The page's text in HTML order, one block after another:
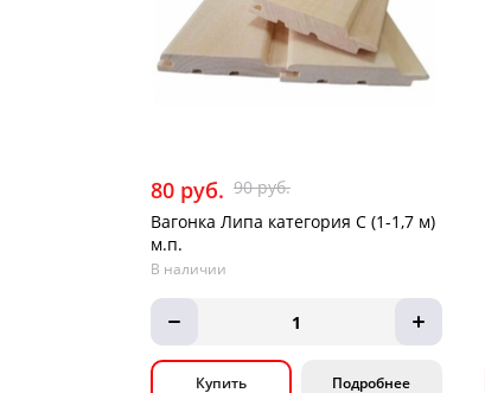
80 руб. 90 руб.
Вагонка Липа категория С (1-1,7 м)
м.п.
В наличии
1
Купить Подробнее